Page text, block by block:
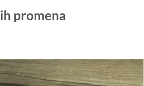
promena